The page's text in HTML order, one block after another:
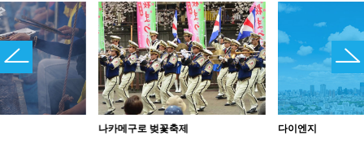
나카메구로 벚꽃축제 다이엔지